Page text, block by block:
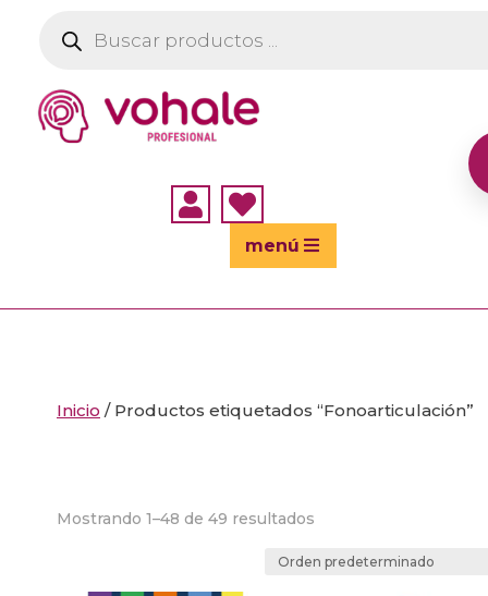
productos
 
menú
Inicio / Productos etiquetados “Fonoarticulación”
Mostrando 1–48 de 49 resultados